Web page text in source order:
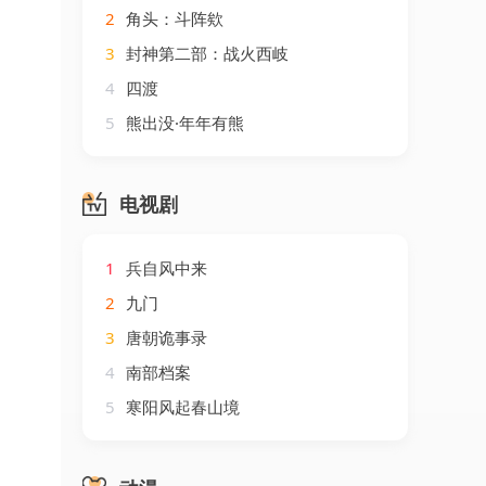
2 角头：斗阵欸
3 封神第二部：战火西岐
4 四渡
5 熊出没·年年有熊
电视剧
1
兵自风中来
2 九门
3 唐朝诡事录
4 南部档案
5 寒阳风起春山境